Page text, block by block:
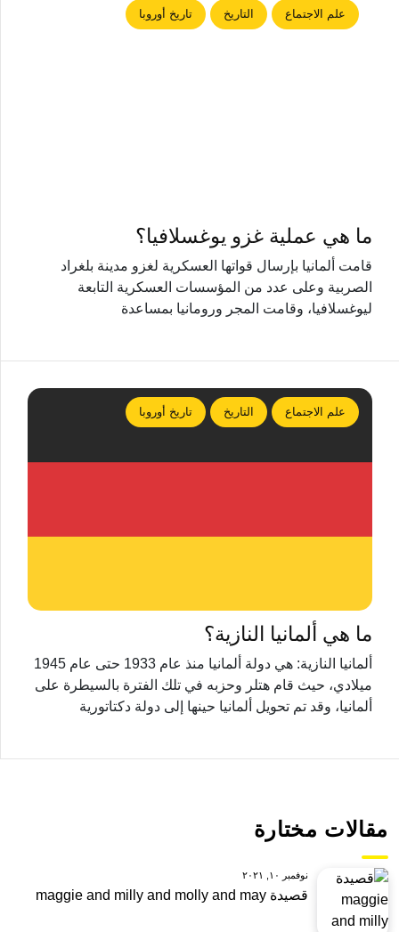
علم الاجتماع التاريخ تاريخ أوروبا
ما هي عملية غزو يوغسلافيا؟
قامت ألمانيا بإرسال قواتها العسكرية لغزو مدينة بلغراد
الصربية وعلى عدد من المؤسسات العسكرية التابعة
ليوغسلافيا، وقامت المجر ورومانيا بمساعدة
علم الاجتماع التاريخ تاريخ أوروبا
ما هي ألمانيا النازية؟
ألمانيا النازية: هي دولة ألمانيا منذ عام 1933 حتى عام 1945
ميلادي، حيث قام هتلر وحزبه في تلك الفترة بالسيطرة على
ألمانيا، وقد تم تحويل ألمانيا حينها إلى دولة دكتاتورية
مقالات مختارة
نوفمبر ١٠, ٢٠٢١
قصيدة maggie and milly and molly and may